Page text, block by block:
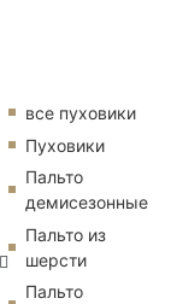
все пуховики
Пуховики
Пальто
демисезонные
Пальто из
шерсти
Пальто